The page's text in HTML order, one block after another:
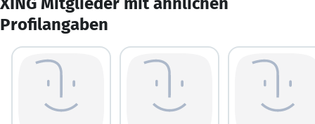
Profilangaben